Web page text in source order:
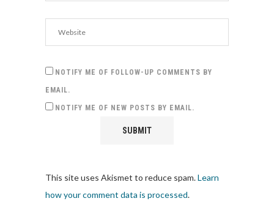
NOTIFY ME OF FOLLOW-UP COMMENTS BY
EMAIL.
NOTIFY ME OF NEW POSTS BY EMAIL.
This site uses Akismet to reduce spam.Learn
how your comment data is processed.